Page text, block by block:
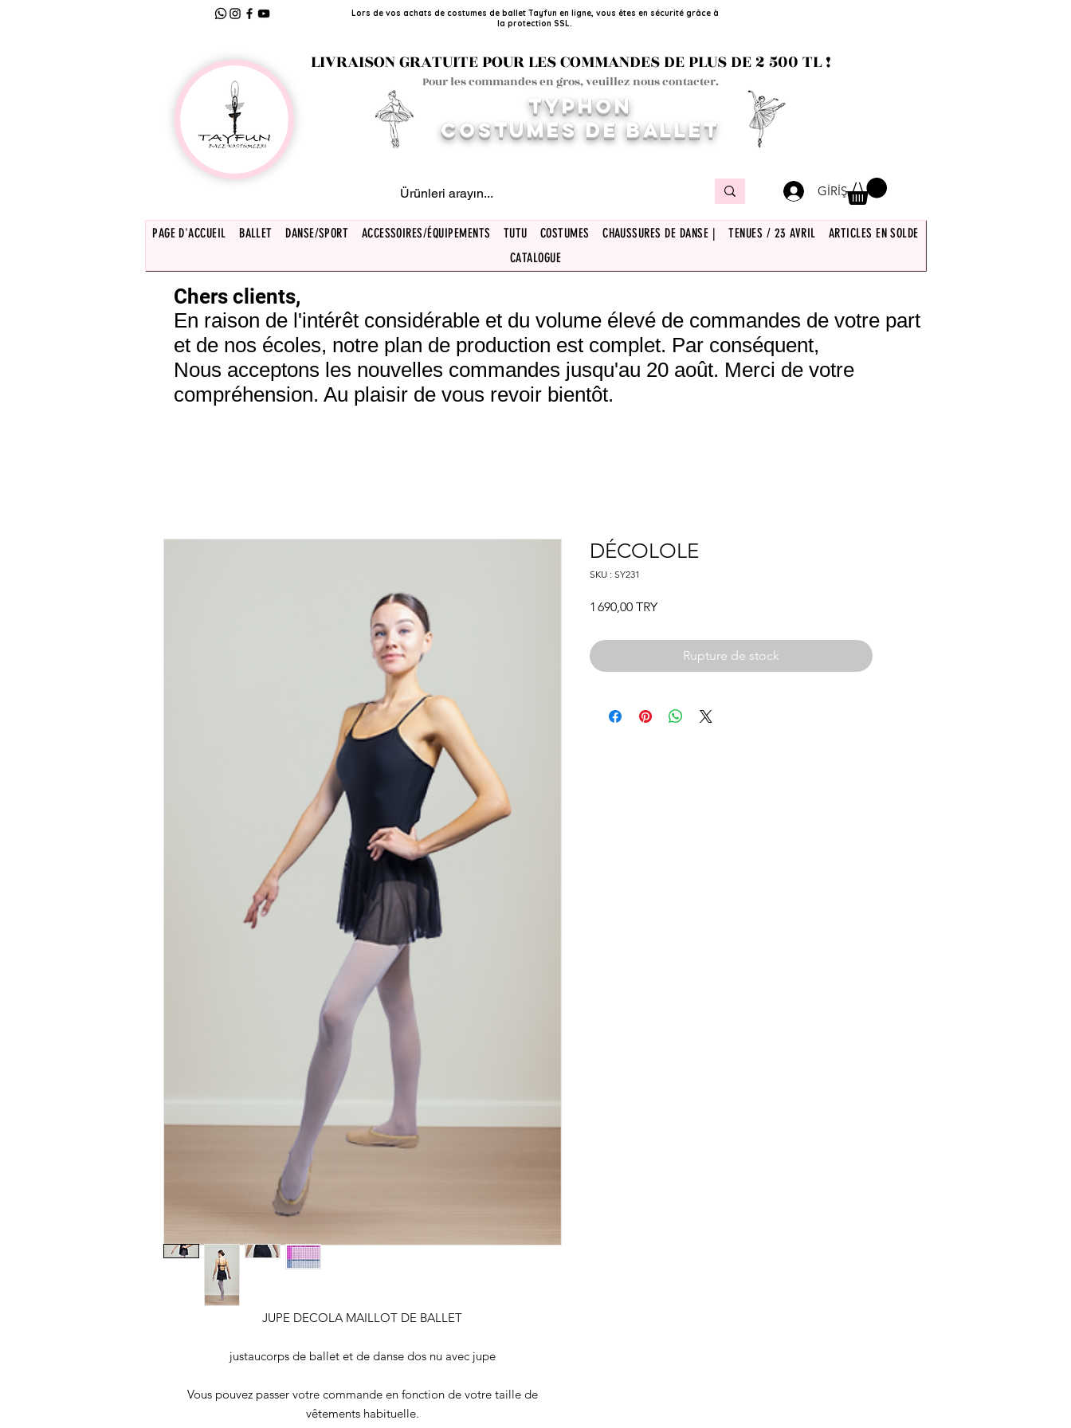
Lors de vos achats de costumes de ballet Tayfun en ligne, vous êtes en sécurité grâce à
la protection SSL.
LIVRAISON GRATUITE POUR LES COMMANDES DE PLUS DE 2 500 TL !
Pour les commandes en gros, veuillez nous contacter.
TYPHON
COSTUMES DE BALLET
GİRİŞ
PAGE D'ACCUEIL BALLET DANSE/SPORT ACCESSOIRES/ÉQUIPEMENTS TUTU COSTUMES CHAUSSURES DE DANSE | TENUES / 23 AVRIL
ARTICLES EN SOLDE
CATALOGUE
Chers clients,
En raison de l'intérêt considérable et du volume élevé de commandes de votre part
et de nos écoles, notre plan de production est complet. Par conséquent,
Nous acceptons les nouvelles commandes jusqu'au 20 août. Merci de votre
compréhension. Au plaisir de vous revoir bientôt.
JUPE DECOLA MAILLOT DE BALLET
justaucorps de ballet et de danse dos nu avec jupe
Vous pouvez passer votre commande en fonction de votre taille de
vêtements habituelle.
DÉCOLOLE
SKU : SY231
1 690,00 TRYPrix
Rupture de stock